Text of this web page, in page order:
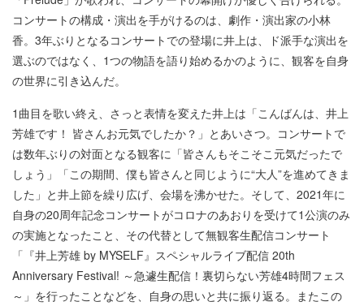
コンサートの構成・演出を手がけるのは、劇作・演出家の小林
香。3年ぶりとなるコンサートでの登場に井上は、ド派手な演出を
選ぶのではなく、1つの物語を語り始めるかのように、観客を自身
の世界に引き込んだ。
1曲目を歌い終え、さっと表情を変えた井上は「こんばんは、井上
芳雄です！ 皆さんお元気でしたか？」とあいさつ。コンサートで
は数年ぶりの対面となる観客に「皆さんもそこそこ元気だったで
しょう」「この期間、僕も皆さんと同じように“大人”を進めてきま
した」と井上節を繰り広げ、会場を沸かせた。そして、2021年に
自身の20周年記念コンサートがコロナのあおりを受けて1公演のみ
の実施となったこと、その代替として無観客生配信コンサート
「『井上芳雄 by MYSELF』スペシャルライブ配信 20th
Anniversary Festival! ～急遽生配信！裏切らない芳雄4時間フェス
～」を行ったことなどを、自身の思いと共に振り返る。またこの